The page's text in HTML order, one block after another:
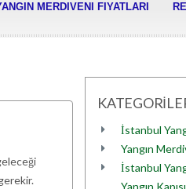
MERDIVENI FIYATLARI
İstanbul
Yangın
İstanbul
Yangın